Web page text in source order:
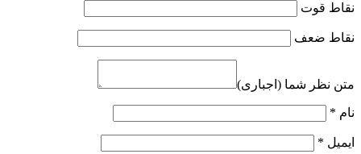
نقاط قوت
نقاط ضعف
متن نظر شما (اجباری)
نام *
ایمیل *